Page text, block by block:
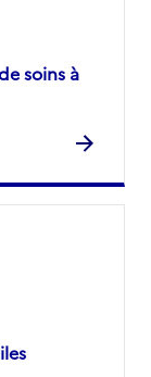
soins à